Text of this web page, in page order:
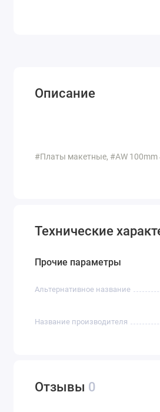
Описание
#Платы макетные, #AW 100mm
Технические
Прочие параметры
Альтернативное название
Название производителя
Отзывы 0